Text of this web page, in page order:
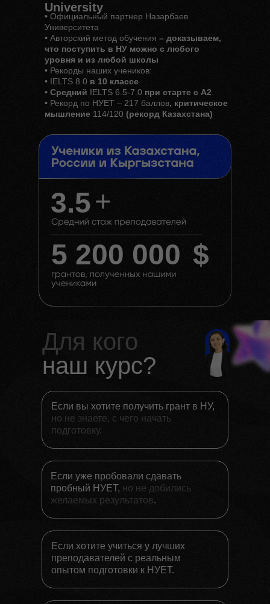
3.5
University
• Официальный партнер Назарбаев
Университета
• Авторский метод обучения – доказываем,
что поступить в НУ можно с любого
уровня и из любой школы
• Рекорды наших учеников:
• IELTS 8.0 в 10 классе
• Средний IELTS 6.5-7.0 при старте с A2
• Рекорд по НУЕТ – 217 баллов, критическое
мышление 114/120 (рекорд Казахстана)
5 200 000 $
+
Если вы хотите получить грант в НУ,
но не знаете, с чего начать
подготовку.
Для кого
наш курс?
Если уже пробовали сдавать
пробный НУЕТ, но не добились
желаемых результатов.
Если хотите учиться у лучших
преподавателей с реальным
опытом подготовки к НУЕТ.